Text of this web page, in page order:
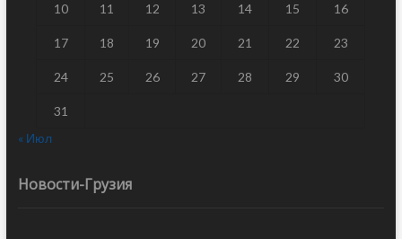
10 11 12 13 14 15 16
17 18 19 20 21 22 23
24 25 26 27 28 29 30
31
« Июл
Новости-Грузия